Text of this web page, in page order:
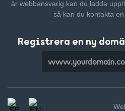
är webbansvarig kan du ladda
så kan du kontakta en
Registrera en ny